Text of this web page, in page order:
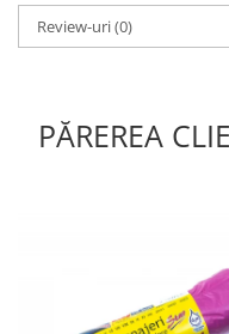
Review-uri(0)
PĂREREA